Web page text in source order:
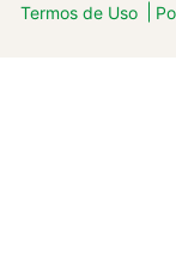
Termos de Uso